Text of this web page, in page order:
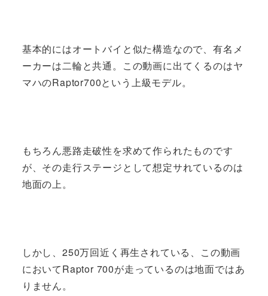
基本的にはオートバイと似た構造なので、有名メ
ーカーは二輪と共通。この動画に出てくるのはヤ
マハのRaptor700という上級モデル。
もちろん悪路走破性を求めて作られたものです
が、その走行ステージとして想定サれているのは
地面の上。
しかし、250万回近く再生されている、この動画
においてRaptor 700が走っているのは地面ではあ
りません。